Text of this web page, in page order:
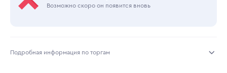
Возможно скоро он появится вновь
Подробная информация по торгам